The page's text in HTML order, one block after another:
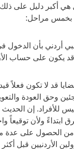
هي أكبر دليل
بخمس مراحل:
أردني بأن الدخول
قد يكون على حساب
قد لا تكون فعلاً
وحق العودة
للأفراد. إن
ولأن توقيعاً
الحصول على عدة
الأردنيين قبل